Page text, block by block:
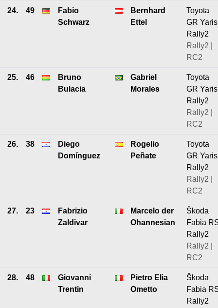
24. 49
Fabio
Schwarz
Bernhard
Ettel
Toyota
GR Yaris
Rally2
Rally2 |
RC2
25. 46
Bruno
Bulacia
Gabriel
Morales
Toyota
GR Yaris
Rally2
Rally2 |
RC2
26. 38
Diego
Domínguez
Rogelio
Peñate
Toyota
GR Yaris
Rally2
Rally2 |
RC2
27. 23
Fabrizio
Zaldivar
Marcelo der
Ohannesian
Škoda
Fabia
Rally2
Rally2 |
RC2
28. 48
Giovanni
Trentin
Pietro Elia
Ometto
Škoda
Fabia
Rally2